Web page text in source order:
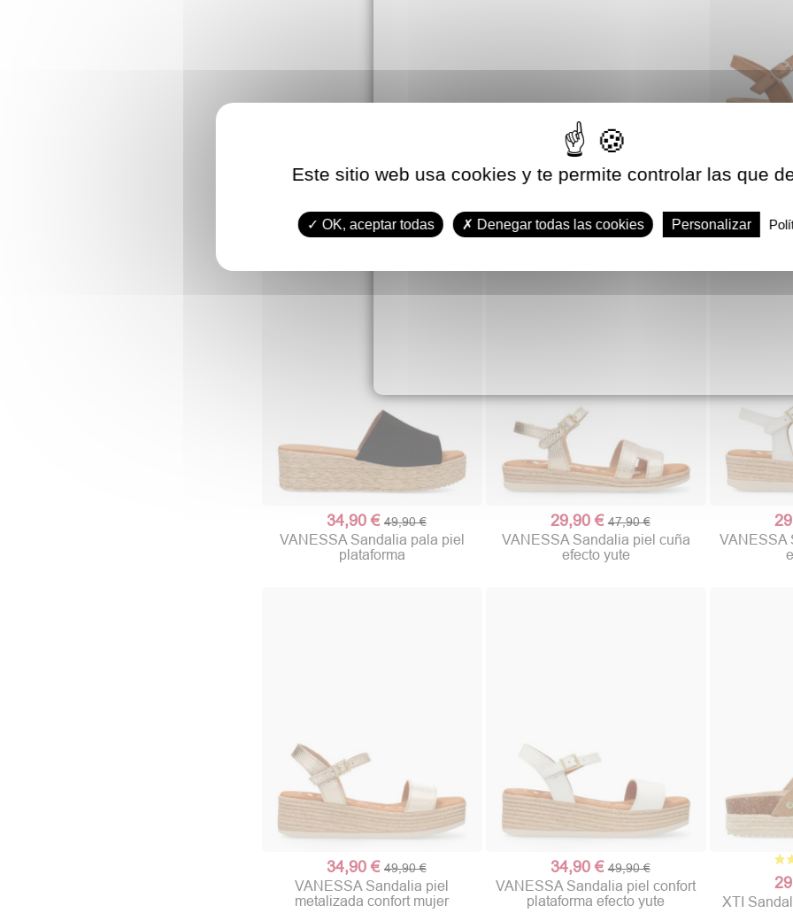
34,90 € 49,90 €
VANESSA Sandalia pala piel
plataforma
29,90 € 47,90 €
VANESSA Sandalia piel cuña
efecto yute
VANESSA
34,90 € 49,90 €
VANESSA Sandalia piel
metalizada confort mujer
34,90 € 49,90 €
VANESSA Sandalia piel confort
plataforma efecto yute
XTI
Este sitio web usa cookies y te permite controlar las que
OK, aceptar todas Denegar todas las cookies Personalizar